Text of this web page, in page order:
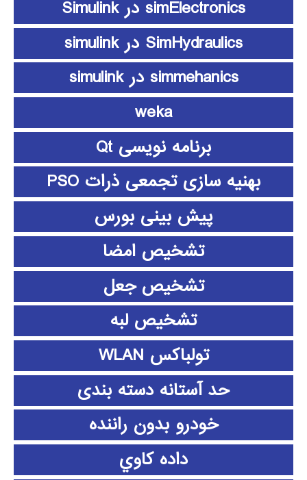
simElectronics در Simulink
SimHydraulics در simulink
simmehanics در simulink
weka
برنامه نویسی Qt
بهنیه سازی تجمعی ذرات PSO
پیش بینی بورس
تشخیص امضا
تشخیص جعل
تشخیص لبه
تولباکس WLAN
حد آستانه دسته بندی
خودرو بدون راننده
داده كاوي